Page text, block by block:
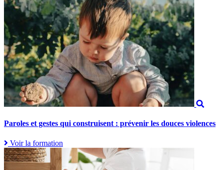
Paroles et gestes qui construisent : prévenir les douces violences
Voir la formation